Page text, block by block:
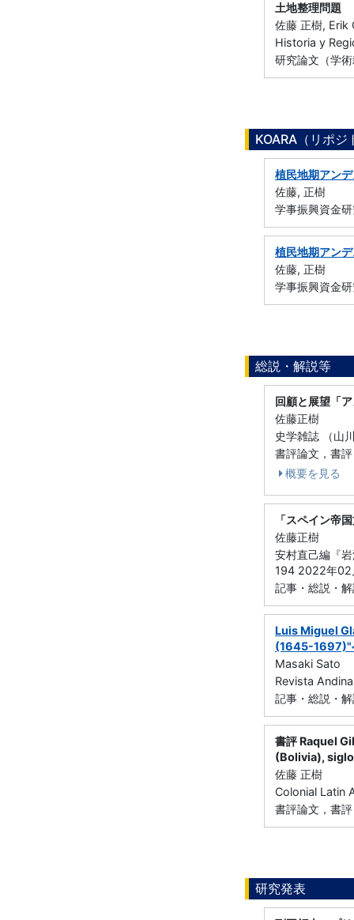
土地整理問題
佐藤 正樹,
Historia y
研究論文（学
KOARA（リポ
植民地期アン
佐藤, 正樹
学事振興資金
植民地期アン
佐藤, 正樹
学事振興資金
総説・解説等
回顧と展望「
佐藤正樹
史学雑誌 （山
書評論文，書
概要を見る
「スペイン帝
佐藤正樹
安村直己編『
194 2022年02
記事・総説・
Luis Miguel
(1645-1697)"
Masaki Sato
Revista
記事・総説・
書評 Raquel
(Bolivia),
佐藤 正樹
Colonial Latin
書評論文，書
研究発表